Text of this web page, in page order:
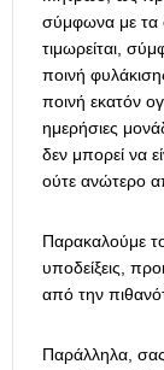
σύμφωνα με τα
τιμωρείται,
ποινή
ποινή εκατόν
ημερήσιες
δεν μπορεί να
ούτε ανώτερο
Παρακαλούμε
υποδείξεις,
από την
Παράλληλα,